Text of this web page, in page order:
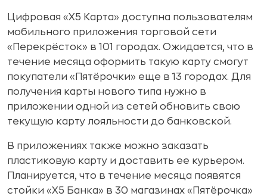
Цифровая «X5 Карта» доступна пользователям
мобильного приложения торговой сети
«Перекрёсток» в 101 городах. Ожидается, что в
течение месяца оформить такую карту смогут
покупатели «Пятёрочки» еще в 13 городах. Для
получения карты нового типа нужно в
приложении одной из сетей обновить свою
текущую карту лояльности до банковской.
В приложениях также можно заказать
пластиковую карту и доставить ее курьером.
Планируется, что в течение месяца появятся
стойки «Х5 Банка» в 30 магазинах «Пятёрочка»